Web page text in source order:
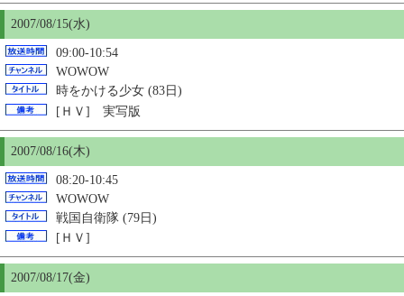
2007/08/15(水)
09:00-10:54
WOWOW
時をかける少女 (83日)
[ＨＶ] 実写版
2007/08/16(木)
08:20-10:45
WOWOW
戦国自衛隊 (79日)
[ＨＶ]
2007/08/17(金)